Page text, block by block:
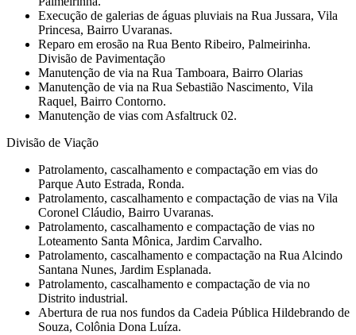
Execução de galerias de águas pluviais na Rua Jussara, Vila
Princesa, Bairro Uvaranas.
Reparo em erosão na Rua Bento Ribeiro, Palmeirinha.
Divisão de Pavimentação
Manutenção de via na Rua Tamboara, Bairro Olarias
Manutenção de via na Rua Sebastião Nascimento, Vila
Raquel, Bairro Contorno.
Manutenção de vias com Asfaltruck 02.
Divisão de Viação
Patrolamento, cascalhamento e compactação em vias do
Parque Auto Estrada, Ronda.
Patrolamento, cascalhamento e compactação de vias na Vila
Coronel Cláudio, Bairro Uvaranas.
Patrolamento, cascalhamento e compactação de vias no
Loteamento Santa Mônica, Jardim Carvalho.
Patrolamento, cascalhamento e compactação na Rua Alcindo
Santana Nunes, Jardim Esplanada.
Patrolamento, cascalhamento e compactação de via no
Distrito industrial.
Abertura de rua nos fundos da Cadeia Pública Hildebrando de
Souza, Colônia Dona Luíza.